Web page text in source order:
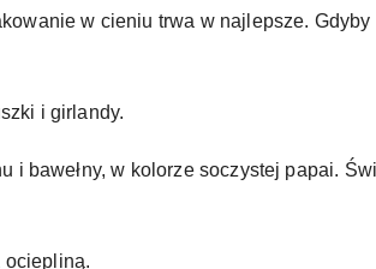
w cieniu trwa w najlepsze.
i girlandy.
i bawełny, w kolorze soczystej papai.
ociepliną.